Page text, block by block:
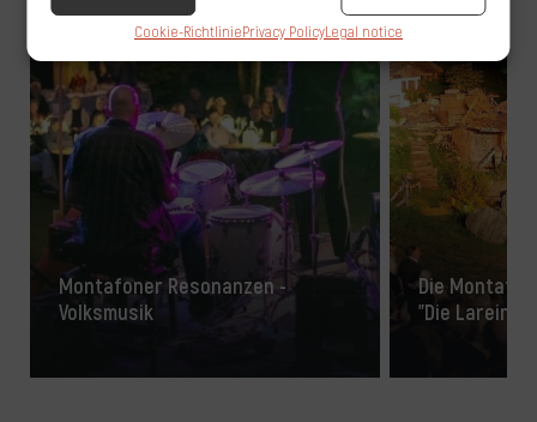
Cookie-RichtliniePrivacy PolicyLegal notice
Montafoner Resonanzen -
Volksmusik
Die
"Die Lareina